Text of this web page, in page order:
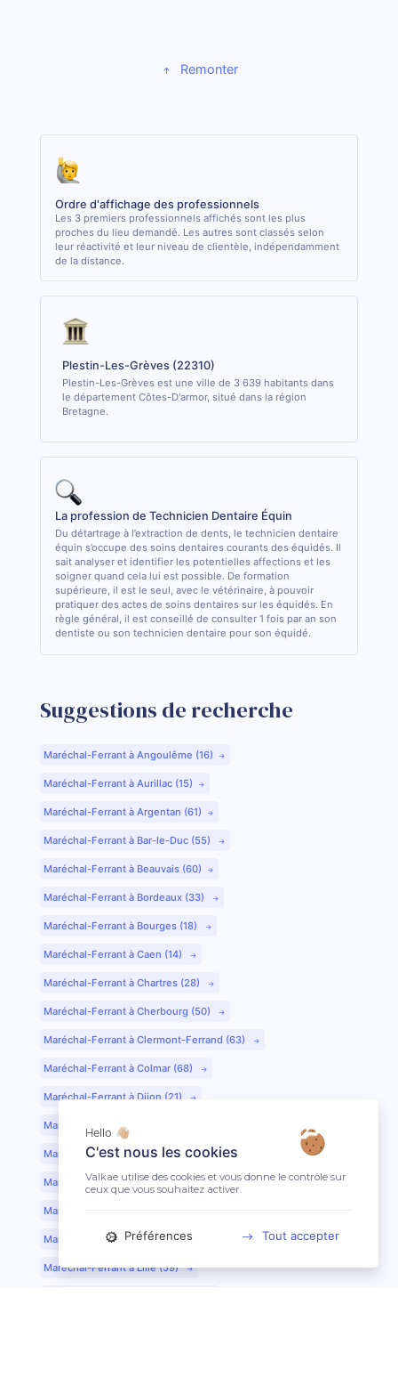
Remonter
Ordre d'affichage des professionnels
Les 3 premiers professionnels affichés sont les plus
proches du lieu demandé. Les autres sont classés selon
leur réactivité et leur niveau de clientèle, indépendamment
de la distance.
Plestin-Les-Grèves (22310)
Plestin-Les-Grèves est une ville de 3 639 habitants dans
le département Côtes-D'armor, situé dans la région
Bretagne.
La profession de Technicien Dentaire Équin
Du détartrage à l’extraction de dents, le technicien dentaire
équin s’occupe des soins dentaires courants des équidés. Il
sait analyser et identifier les potentielles affections et les
soigner quand cela lui est possible. De formation
supérieure, il est le seul, avec le vétérinaire, à pouvoir
pratiquer des actes de soins dentaires sur les équidés. En
règle général, il est conseillé de consulter 1 fois par an son
dentiste ou son technicien dentaire pour son équidé.
Suggestions de recherche
Maréchal-Ferrant à Angoulême (16)
Maréchal-Ferrant à Aurillac (15)
Maréchal-Ferrant à Argentan (61)
Maréchal-Ferrant à Bar-le-Duc (55)
Maréchal-Ferrant à Beauvais (60)
Maréchal-Ferrant à Bordeaux (33)
Maréchal-Ferrant à Bourges (18)
Maréchal-Ferrant à Caen (14)
Maréchal-Ferrant à Chartres (28)
Maréchal-Ferrant à Cherbourg (50)
Maréchal-Ferrant à Clermont-Ferrand (63)
Maréchal-Ferrant à Colmar (68)
Maréchal-Ferrant à Dijon (21)
Maréchal-Ferrant à Evreux (27)
Maréchal-Ferrant à Fontainebleau (77)
Maréchal-Ferrant à Grenoble (38)
Maréchal-Ferrant à Guéret (23)
Maréchal-Ferrant au Mans (72)
Maréchal-Ferrant à Lille (59)
Hello 👋🏼
C'est nous les cookies
Valkae utilise des cookies et vous donne le contrôle sur
ceux que vous souhaitez activer.
Préférences Tout accepter